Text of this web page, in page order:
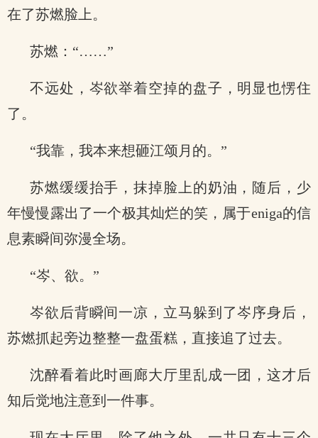
在了苏燃脸上。
苏燃：“……”
不远处，岑欲举着空掉的盘子，明显也愣住
了。
“我靠，我本来想砸江颂月的。”
苏燃缓缓抬手，抹掉脸上的奶油，随后，少
年慢慢露出了一个极其灿烂的笑，属于eniga的信
息素瞬间弥漫全场。
“岑、欲。”
岑欲后背瞬间一凉，立马躲到了岑序身后，
苏燃抓起旁边整整一盘蛋糕，直接追了过去。
沈醉看着此时画廊大厅里乱成一团，这才后
知后觉地注意到一件事。